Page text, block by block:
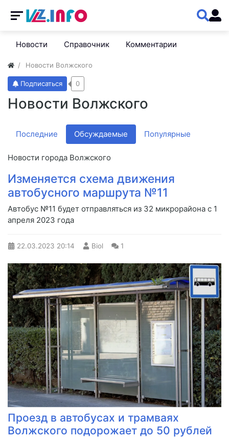
Новости Справочник Комментарии
Новости Волжского
Новости Волжского
Подписаться 0
Последние Обсуждаемые Популярные
Новости города Волжского
Изменяется схема движения
автобусного маршрута №11
Автобус №11 будет отправляться из 32 микрорайона с 1
апреля 2023 года
22.03.2023 20:14 Biol 1
Проезд в автобусах и трамваях
Волжского подорожает до 50 рублей